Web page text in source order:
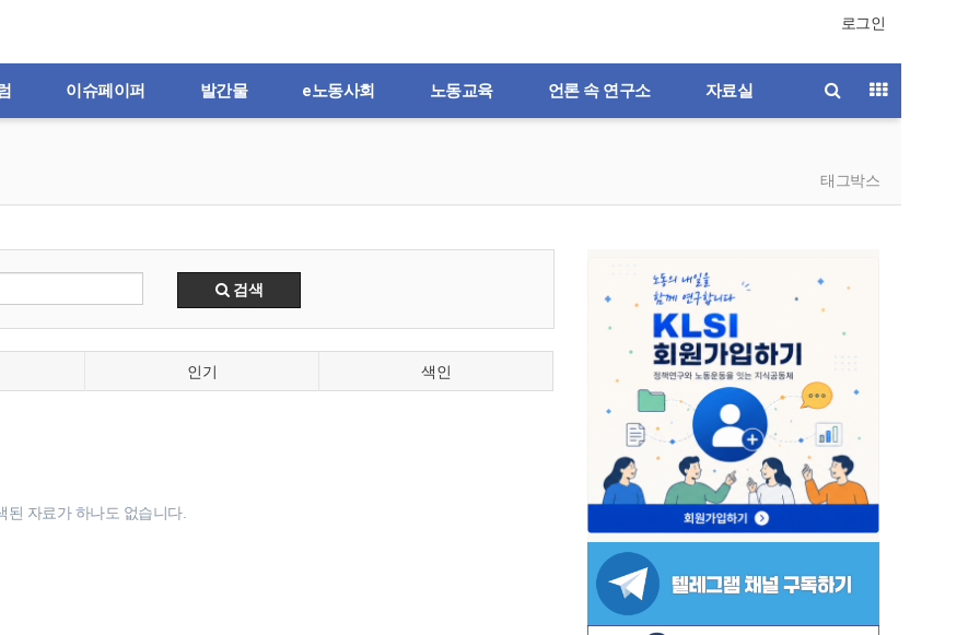
로그인
이슈페이퍼 발간물 e노동사회 노동교육 언론 속 연구소 자료실
태그박스
검색
인기 색인
된 자료가 하나도 없습니다.